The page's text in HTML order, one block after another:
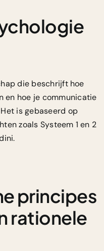
die beschrijft hoe
en hoe je communicatie
is gebaseerd op
zoals Systeem 1 en 2
principes
rationele